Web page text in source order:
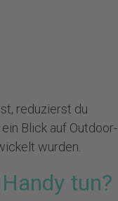
reduzierst du
Blick auf Outdoor-
wurden.
tun?